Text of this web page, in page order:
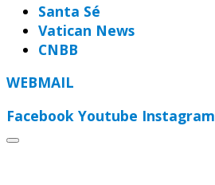
Santa Sé
Vatican News
CNBB
WEBMAIL
Facebook Youtube Instagram